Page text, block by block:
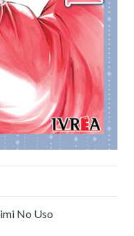
No Uso